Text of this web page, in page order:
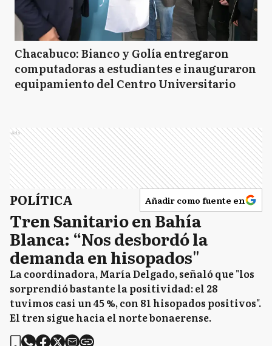
Chacabuco: Bianco y Golía entregaron
computadoras a estudiantes e inauguraron
equipamiento del Centro Universitario
Ads
POLÍTICA Añadir como fuente en
Tren Sanitario en Bahía
Blanca: “Nos desbordó la
demanda en hisopados"
La coordinadora, María Delgado, señaló que "los
sorprendió bastante la positividad: el 28
tuvimos casi un 45 %, con 81 hisopados positivos".
El tren sigue hacia el norte bonaerense.